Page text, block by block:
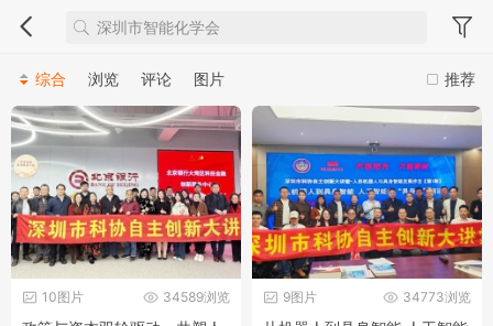
推荐
综合 浏览 评论 图片
34589浏览
10图片 34773浏览
9图片